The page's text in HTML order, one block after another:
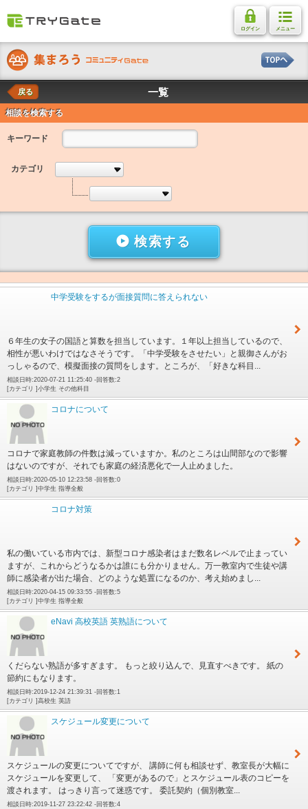
ログイン メニュー
戻る 一覧
相談を検索する
キーワード
カテゴリ
検索する
中学受験をするが面接質問に答えられない
６年生の女子の国語と算数を担当しています。１年以上担当しているので、
相性が悪いわけではなさそうです。「中学受験をさせたい」と親御さんがお
っしゃるので、模擬面接の質問をします。ところが、「好きな科目...
相談日時:2020-07-21 11:25:40 -回答数:2
[カテゴリ ]小学生 その他科目
コロナについて
コロナで家庭教師の件数は減っていますか。私のところは山間部なので影響
はないのですが、それでも家庭の経済悪化で一人止めました。
相談日時:2020-05-10 12:23:58 -回答数:0
[カテゴリ ]中学生 指導全般
コロナ対策
私の働いている市内では、新型コロナ感染者はまだ数名レベルで止まってい
ますが、これからどうなるかは誰にも分かりません。万一教室内で生徒や講
師に感染者が出た場合、どのような処置になるのか、考え始めまし...
相談日時:2020-04-15 09:33:55 -回答数:5
[カテゴリ ]中学生 指導全般
eNavi 高校英語 英熟語について
くだらない熟語が多すぎます。 もっと絞り込んで、見直すべきです。 紙の
節約にもなります。
相談日時:2019-12-24 21:39:31 -回答数:1
[カテゴリ ]高校生 英語
スケジュール変更について
スケジュールの変更についてですが、 講師に何も相談せず、教室長が大幅に
スケジュールを変更して、 「変更があるので」とスケジュール表のコピーを
渡されます。 はっきり言って迷惑です。 委託契約（個別教室...
相談日時:2019-11-27 23:22:42 -回答数:4